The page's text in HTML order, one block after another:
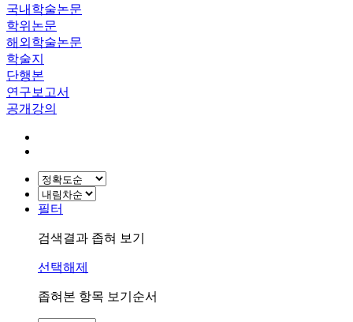
국내학술논문
학위논문
해외학술논문
학술지
단행본
연구보고서
공개강의
필터
검색결과 좁혀 보기
선택해제
좁혀본 항목 보기순서